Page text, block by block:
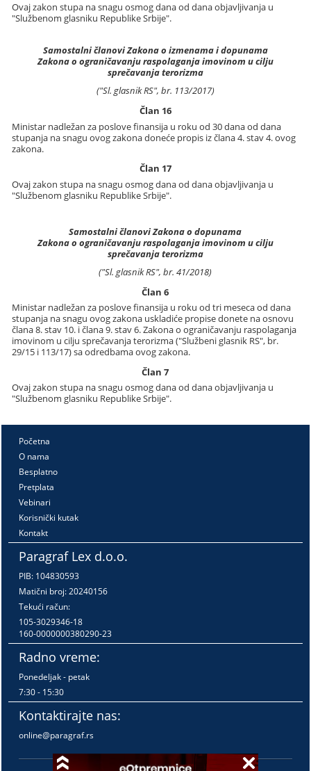
Ovaj zakon stupa na snagu osmog dana od dana objavljivanja u
"Službenom glasniku Republike Srbije".
Samostalni članovi Zakona o izmenama i dopunama
Zakona o ograničavanju raspolaganja imovinom u cilju
sprečavanja terorizma
("Sl. glasnik RS", br. 113/2017)
Član 16
Ministar nadležan za poslove finansija u roku od 30 dana od dana
stupanja na snagu ovog zakona doneće propis iz člana 4. stav 4. ovog
zakona.
Član 17
Ovaj zakon stupa na snagu osmog dana od dana objavljivanja u
"Službenom glasniku Republike Srbije".
Samostalni članovi Zakona o dopunama
Zakona o ograničavanju raspolaganja imovinom u cilju
sprečavanja terorizma
("Sl. glasnik RS", br. 41/2018)
Član 6
Ministar nadležan za poslove finansija u roku od tri meseca od dana
stupanja na snagu ovog zakona uskladiće propise donete na osnovu
člana 8. stav 10. i člana 9. stav 6. Zakona o ograničavanju raspolaganja
imovinom u cilju sprečavanja terorizma ("Službeni glasnik RS", br.
29/15 i 113/17) sa odredbama ovog zakona.
Član 7
Ovaj zakon stupa na snagu osmog dana od dana objavljivanja u
"Službenom glasniku Republike Srbije".
Početna
O nama
Besplatno
Pretplata
Vebinari
Korisnički kutak
Kontakt
Paragraf Lex d.o.o.
PIB: 104830593
Matični broj: 20240156
Tekući račun:
105-3029346-18
160-0000000380290-23
Radno vreme:
Ponedeljak - petak
7:30 - 15:30
Kontaktirajte nas:
online@paragraf.rs